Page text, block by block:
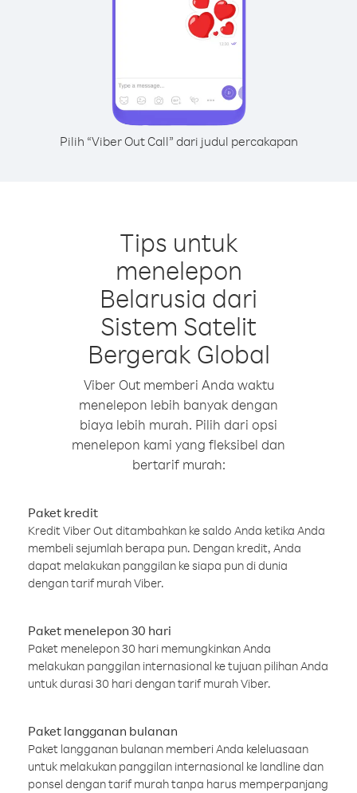
Pilih “Viber Out Call” dari judul percakapan
Tips untuk
menelepon
Belarusia dari
Sistem Satelit
Bergerak Global
Viber Out memberi Anda waktu
menelepon lebih banyak dengan
biaya lebih murah. Pilih dari opsi
menelepon kami yang fleksibel dan
bertarif murah:
Paket kredit
Kredit Viber Out ditambahkan ke saldo Anda ketika Anda
membeli sejumlah berapa pun. Dengan kredit, Anda
dapat melakukan panggilan ke siapa pun di dunia
dengan tarif murah Viber.
Paket menelepon 30 hari
Paket menelepon 30 hari memungkinkan Anda
melakukan panggilan internasional ke tujuan pilihan Anda
untuk durasi 30 hari dengan tarif murah Viber.
Paket langganan bulanan
Paket langganan bulanan memberi Anda keleluasaan
untuk melakukan panggilan internasional ke landline dan
ponsel dengan tarif murah tanpa harus memperpanjang